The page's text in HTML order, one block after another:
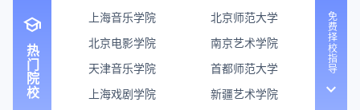
school
热门院校
上海音乐学院
北京师范大学
北京电影学院
南京艺术学院
天津音乐学院
首都师范大学
上海戏剧学院
新疆艺术学院
免费择校指导
keyboard_arrow_down